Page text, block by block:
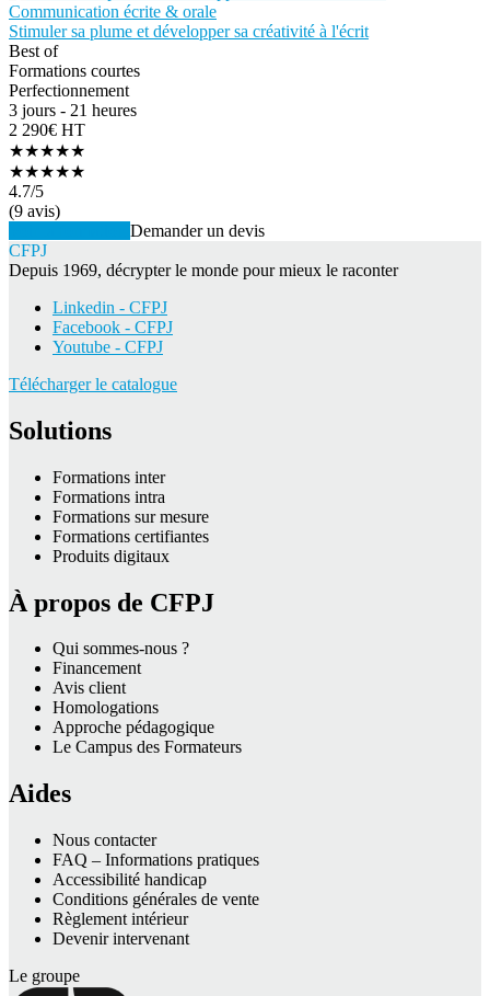
Communication écrite & orale
Stimuler sa plume et développer sa créativité à l'écrit
Best of
Formations courtes
Perfectionnement
3 jours - 21 heures
2 290€ HT
★★★★★
★★★★★
4.7/5
(9 avis)
Demander un devis
CFPJ
Depuis 1969, décrypter le monde pour mieux le raconter
Linkedin - CFPJ
Facebook - CFPJ
Youtube - CFPJ
Télécharger le catalogue
Solutions
Formations inter
Formations intra
Formations sur mesure
Formations certifiantes
Produits digitaux
À propos de CFPJ
Qui sommes-nous ?
Financement
Avis client
Homologations
Approche pédagogique
Le Campus des Formateurs
Aides
Nous contacter
FAQ – Informations pratiques
Accessibilité handicap
Conditions générales de vente
Règlement intérieur
Devenir intervenant
Le groupe